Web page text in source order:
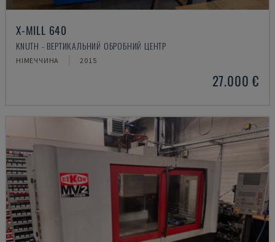
X-MILL 640
KNUTH - ВЕРТИКАЛЬНИЙ ОБРОБНИЙ ЦЕНТР
НІМЕЧЧИНА 2015
27.000 €